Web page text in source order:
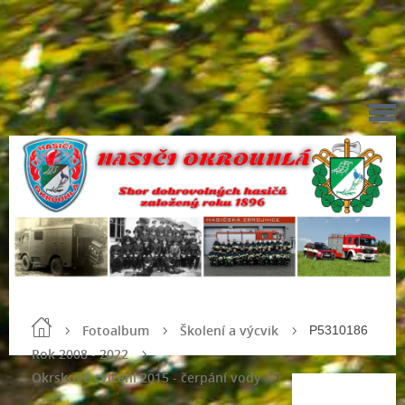
Fotoalbum
Školení a výcvik
Rok 2008 - 2022
Okrskové cvičení 2015 - čerpání vody
P5310186